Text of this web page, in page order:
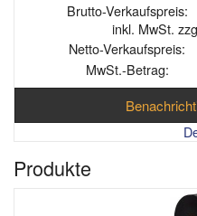
Brutto-Verkaufspreis:
inkl. MwSt.
Netto-Verkaufspreis:
MwSt.-Betrag:
Produkte